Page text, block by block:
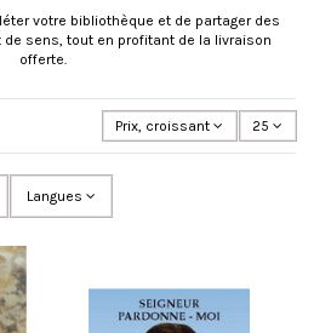
votre bibliothèque et de partager des
sens, tout en profitant de la livraison
offerte.
Prix, croissant 25
Langues